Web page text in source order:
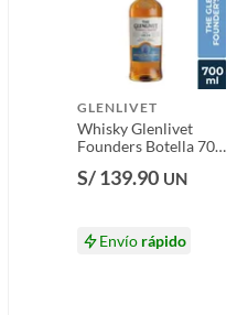
GLENLIVET
Whisky Glenlivet
Founders Botella 700
S/ 139.90 UN
Envío rápido